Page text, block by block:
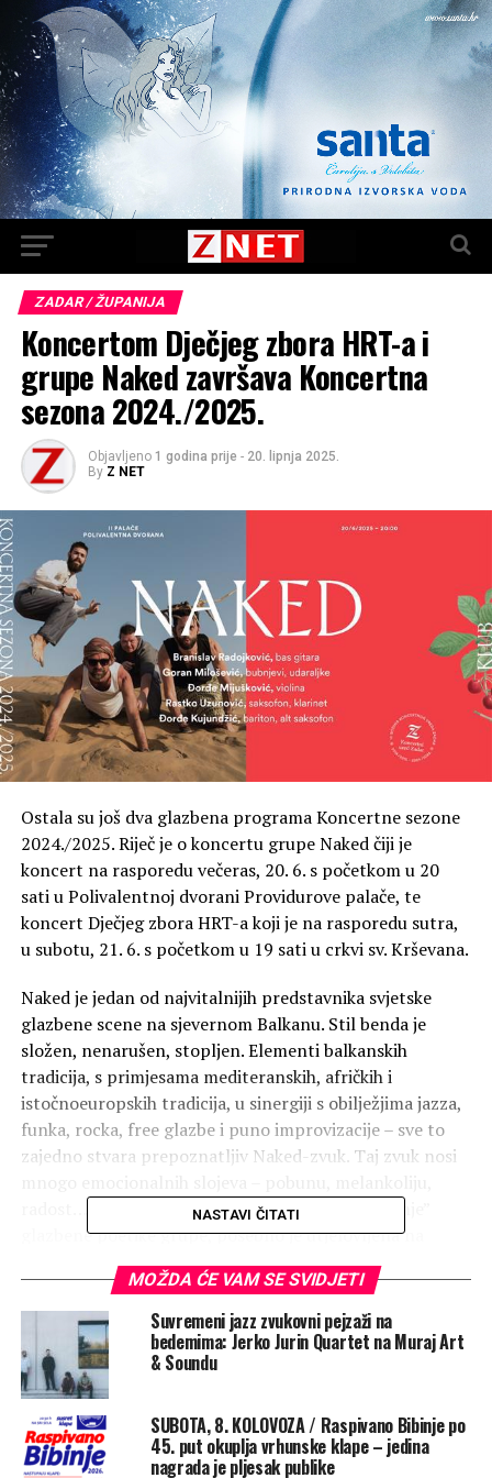
ZADAR / ŽUPANIJA
Koncertom Dječjeg zbora HRT-a i
grupe Naked završava Koncertna
sezona 2024./2025.
Objavljeno 1 godina prije - 20. lipnja 2025.
By Z NET
Ostala su još dva glazbena programa Koncertne sezone
2024./2025. Riječ je o koncertu grupe Naked čiji je
koncert na rasporedu večeras, 20. 6. s početkom u 20
sati u Polivalentnoj dvorani Providurove palače, te
koncert Dječjeg zbora HRT-a koji je na rasporedu sutra,
u subotu, 21. 6. s početkom u 19 sati u crkvi sv. Krševana.
Naked je jedan od najvitalnijih predstavnika svjetske
glazbene scene na sjevernom Balkanu. Stil benda je
složen, nenarušen, stopljen. Elementi balkanskih
tradicija, s primjesama mediteranskih, afričkih i
istočnoeuropskih tradicija, u sinergiji s obilježjima jazza,
funka, rocka, free glazbe i puno improvizacije – sve to
zajedno stvara prepoznatljiv Naked-zvuk. Taj zvuk nosi
radost… Svojevrsna „sretna tuga”, kao „opće stanje”
glazbene poetike grupe, posebno je utjelovljena na
istoimenom petom albumu (Srećna tuga/Happy
Sadness), koji je pred nama. Koncert će se održati
večeras, 20. 6. s početkom u 20 sati u Polivalentnoj
dvorani Providurove palače. Cijena ulaznice iznosi 12
eura.
Naked je osnovan u Beogradu 2006. godine i odmah je
odmah privukao pažnju domaće publike. Na glazbenoj
sceni istaknuli su se zahvaljujući višeslojnom i
NASTAVI ČITATI
MOŽDA ĆE VAM SE SVIDJETI
Suvremeni jazz zvukovni pejzaži na
bedemima: Jerko Jurin Quartet na Muraj Art
& Soundu
SUBOTA, 8. KOLOVOZA / Raspivano Bibinje po
45. put okuplja vrhunske klape – jedina
nagrada je pljesak publike